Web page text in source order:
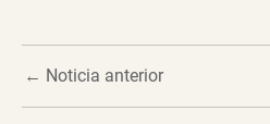
← Noticia anterior